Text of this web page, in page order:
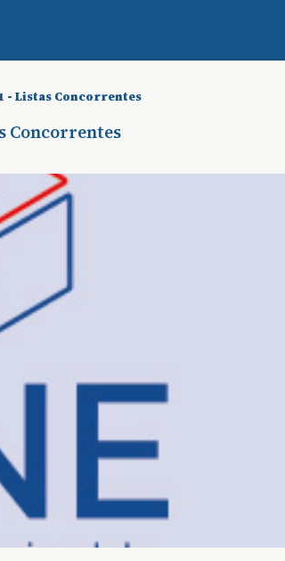
- Listas Concorrentes
Concorrentes